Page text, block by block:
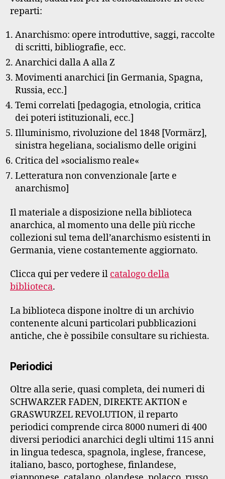
reparti:
Anarchismo: opere introduttive, saggi, raccolte
di scritti, bibliografie, ecc.
Anarchici dalla A alla Z
Movimenti anarchici [in Germania, Spagna,
Russia, ecc.]
Temi correlati [pedagogia, etnologia, critica
dei poteri istituzionali, ecc.]
Illuminismo, rivoluzione del 1848 [Vormärz],
sinistra hegeliana, socialismo delle origini
Critica del »socialismo reale«
Letteratura non convenzionale [arte e
anarchismo]
Il materiale a disposizione nella biblioteca
anarchica, al momento una delle più ricche
collezioni sul tema dell’anarchismo esistenti in
Germania, viene costantemente aggiornato.
Clicca qui per vedere il catalogo della
biblioteca.
La biblioteca dispone inoltre di un archivio
contenente alcuni particolari pubblicazioni
antiche, che è possibile consultare su richiesta.
Periodici
Oltre alla serie, quasi completa, dei numeri di
SCHWARZER FADEN, DIREKTE AKTION e
GRASWURZEL REVOLUTION, il reparto
periodici comprende circa 8000 numeri di 400
diversi periodici anarchici degli ultimi 115 anni
in lingua tedesca, spagnola, inglese, francese,
italiano, basco, portoghese, finlandese,